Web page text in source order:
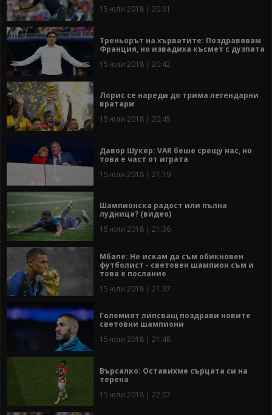
15 юли 2018 | 20:31
Треньорът на хърватите: Поздравявам
Франция, но извадиха късмет с дузпата
15 юли 2018 | 20:42
Лорис се нареди до трима легендарни
вратари
15 юли 2018 | 20:45
Давор Шукер: VAR беше срещу нас, но
това е част от играта
15 юли 2018 | 21:19
Шампионска радост или пълна
лудница? (видео)
15 юли 2018 | 21:36
Мбапе: Не искам да съм обикновен
футболист - световен шампион съм и
това е послание
15 юли 2018 | 21:37
Големият липсващ поздрави новите
световни шампиони
15 юли 2018 | 21:48
Върсалко: Оставихме сърцата си на
терена
15 юли 2018 | 22:07